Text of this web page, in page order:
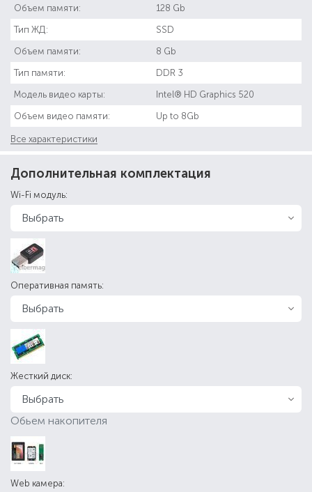
Объем памяти: 128 Gb
Тип ЖД: SSD
Объем памяти: 8 Gb
Тип памяти: DDR 3
Модель видео карты: Intel® HD Graphics 520
Объем видео памяти: Up to 8Gb
Все характеристики
Дополнительная комплектация
Wi-Fi модуль:
Оперативная память:
Жесткий диск:
Обьем накопителя
Web камера: